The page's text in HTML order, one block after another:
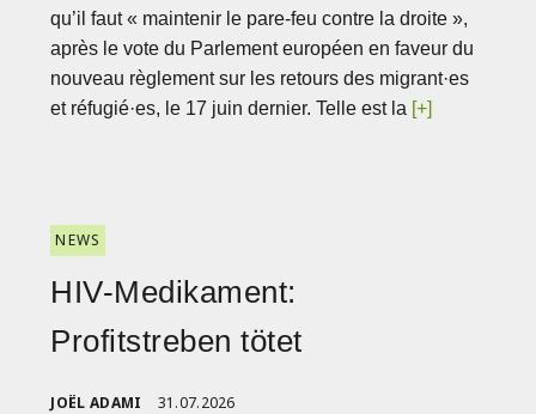
qu’il faut « maintenir le pare-feu contre la droite »,
après le vote du Parlement européen en faveur du
nouveau règlement sur les retours des migrant·es
et réfugié·es, le 17 juin dernier. Telle est la [+]
NEWS
HIV-Medikament:
Profitstreben tötet
JOËL ADAMI 31.07.2026